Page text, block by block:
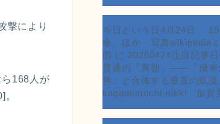
撃により
168人が
今日という日4月24日
命、ほか 写真wikipedia
図 に 20260424注目記事
貫通の「真智」――「飛車
将」と合体する垂直の凱旋
kagamimochi-nikki 加賀